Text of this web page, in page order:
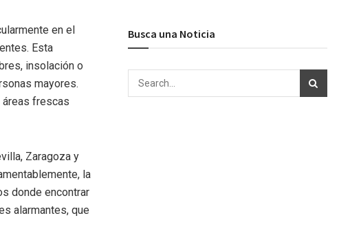
en el
Esta
insolación o
mayores.
frescas
Zaragoza y
la
donde encontrar
alarmantes, que
Busca una Noticia